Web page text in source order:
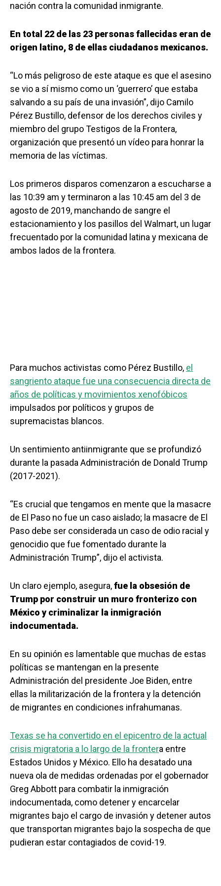
nación contra la comunidad inmigrante.
En total 22 de las 23 personas fallecidas eran de
origen latino, 8 de ellas ciudadanos mexicanos.
“Lo más peligroso de este ataque es que el asesino
se vio a sí mismo como un ‘guerrero’ que estaba
salvando a su país de una invasión”, dijo Camilo
Pérez Bustillo, defensor de los derechos civiles y
miembro del grupo Testigos de la Frontera,
organización que presentó un vídeo para honrar la
memoria de las víctimas.
Los primeros disparos comenzaron a escucharse a
las 10:39 am y terminaron a las 10:45 am del 3 de
agosto de 2019, manchando de sangre el
estacionamiento y los pasillos del Walmart, un lugar
frecuentado por la comunidad latina y mexicana de
ambos lados de la frontera.
Para muchos activistas como Pérez Bustillo, el
sangriento ataque fue una consecuencia directa de
años de políticas y movimientos xenofóbicos
impulsados por políticos y grupos de
supremacistas blancos.
Un sentimiento antiinmigrante que se profundizó
durante la pasada Administración de Donald Trump
(2017-2021).
“Es crucial que tengamos en mente que la masacre
de El Paso no fue un caso aislado; la masacre de El
Paso debe ser considerada un caso de odio racial y
genocidio que fue fomentado durante la
Administración Trump”, dijo el activista.
Un claro ejemplo, asegura,fue la obsesión de
Trump por construir un muro fronterizo con
México y criminalizar la inmigración
indocumentada.
En su opinión es lamentable que muchas de estas
políticas se mantengan en la presente
Administración del presidente Joe Biden, entre
ellas la militarización de la frontera y la detención
de migrantes en condiciones infrahumanas.
Texas se ha convertido en el epicentro de la actual
crisis migratoria a lo largo de la frontera entre
Estados Unidos y México. Ello ha desatado una
nueva ola de medidas ordenadas por el gobernador
Greg Abbott para combatir la inmigración
indocumentada, como detener y encarcelar
migrantes bajo el cargo de invasión y detener autos
que transportan migrantes bajo la sospecha de que
pudieran estar contagiados de covid-19.